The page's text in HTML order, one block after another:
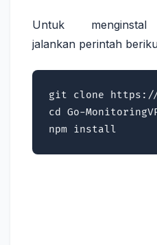
Untuk menginstal
jalankan perintah
git clone https://
cd Go-
npm install